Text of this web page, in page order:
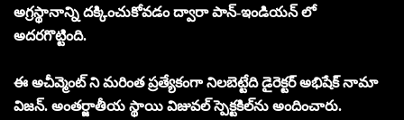
అగ్రస్థానాన్ని దక్కించుకోవడం ద్వారా పాన్-ఇండియన్ లో
అదరగొట్టింది.
ఈ అచీవ్మెంట్ ని మరింత ప్రత్యేకంగా నిలబెట్టేది డైరెక్టర్ అభిషేక్ నామా
విజన్. అంతర్జాతీయ స్థాయి విజువల్ స్పెక్టకిల్‌ను అందించారు.